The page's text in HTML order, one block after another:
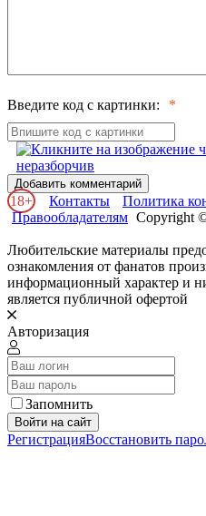
Введите код с картинки:
Добавить комментарий
18+ Контакты
Политика
Правообладателям Copyright
Любительские материалы
ознакомления от фанатов
информационный характер и
является публичной офертой
Авторизация
Запомнить
Войти на сайт
РегистрацияВосстановить